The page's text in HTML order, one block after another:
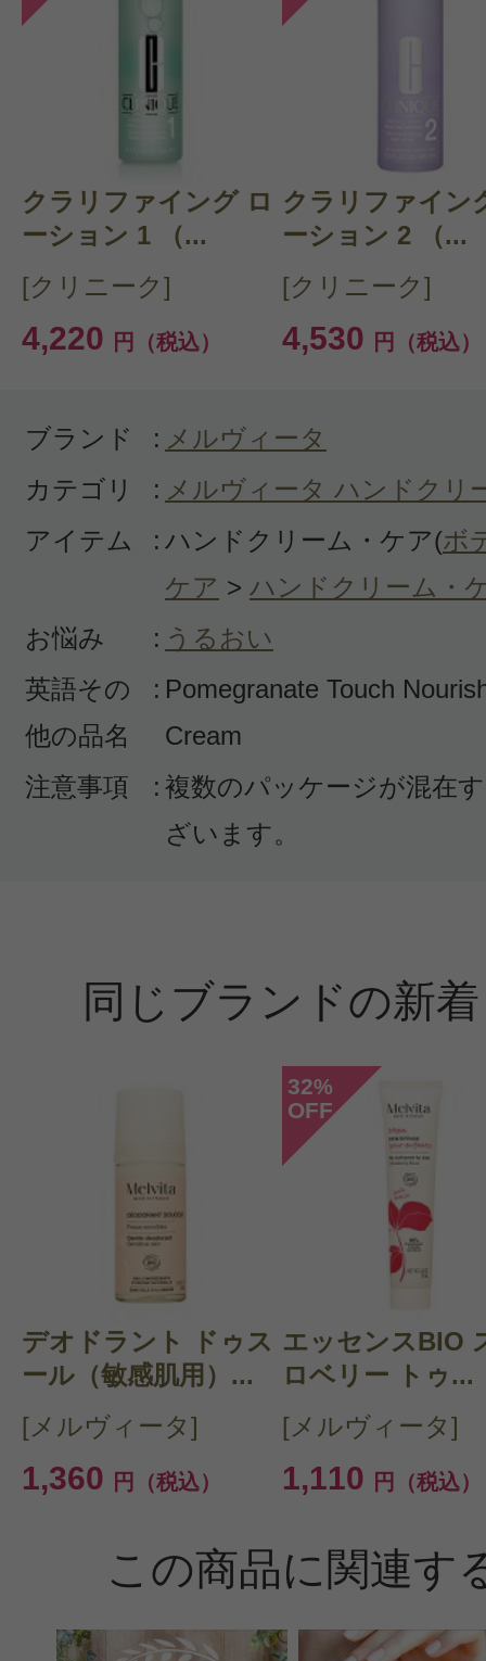
このコスメのレビューを書いて
CT 会員様は、マイページの「購
らクチコミ投稿すると1 商品に
ントプレゼント！
クラリファイング ロ
ーション 1 （...
[クリニーク]
4,220 円（税込）
クラリファイン
ーション 2 （...
[クリニーク]
4,530 円（税込）
ブランド : メルヴィータ
カテゴリ
: メルヴィータ ハンドクリ
アイテム
: ハンドクリーム・ケア(ボ
ケア > ハンドクリーム・
お悩み
: うるおい
英語その
他の品名
: Pomegranate Touch
Cream
注意事項
: 複数のパッケージが混在
ざいます。
同じブランドの新
デオドラント ドゥス
ール（敏感肌用）...
[メルヴィータ]
1,360 円（税込）
32%
OFF
エッセンスBIO
ロベリー トゥ...
[メルヴィータ]
1,110 円（税込）
この商品に関連す